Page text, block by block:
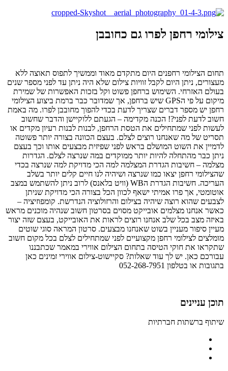
צילומי רחפן לפרו גם כחובבן
תחום הצילומי רחפנים היום מתקדם מאוד וממשיך לתפוס תאוצה ללא
מעצורים, ניתן היום לקבל זוויות צילום שלא היה ניתן עד לפני מספר שנים
בעולם האזרחי. השימוש ברחפן פשוט וקל בזכות האפשרות של שמירת
מיקום על פי הGPS שיש ברחפן, אך שמדובר כבר ברמת ביצוע הצילומי
רחפן יש מספר דברים שצריך לדעת בכדי להפוך מחובבן לפרו. מה באמת
חשוב לדעת לפני?! הכנה מקדימה – הגעתם ללוקיישן והדבר שחשוב
לעשות לפני שמתחילים את הטסת הרחפן, לבנות לבנות רעיון מקדים או
תסריט של מה שאנחנו רוצים לצלם. בעצם הכוונה בצורה יותר פשוטה
לדמיין את השוט המושלם בראש לפני שפיזית מבצעים אותו וכך בעצם
ניתן כבר מהתחלה להיות יותר ממוקדים במה שנרצה לצלם. הגדרות
מצלמה – חשיבות הגדרת המצלמה למה הכי מדויקת למה שנרצה בכדי
שהצילומי רחפן יצאו כמו שנרצה ושיהיה לנו חיים קלים יותר בשלב
העריכה. חשיבות הגדרת הWB (וויט בלאנס) לרוב ניתן להשתמש במצב
אוטומטי, אך פרו אמיתי ישאף לכוון הכל בצורה הכי מדויקת שניתן
לצבעים שהוא רוצה שיהיה בצילום והרזולוציה הנדרשת. קומפוזיציה –
כאשר אנחנו מצלמים אובייקט מסוים בסרטון חשוב שנהיה מוכנים מראש
באיזה מצב בכל שלב אנחנו רוצים לראות את האובייקט, בעצם שזה יצור
מעיין סיפור מעניין בשוט שאנחנו מבצעים. סרטון המראה סוגי שוטים
מומלצים לצילומי רחפן מקצועיים לפני שמתחילים לצלם בכל מקום חשוב
שתקראו את חוקי הטיסה בתחום הצילום אווירי במאמר שכתבננו
עבורכם כאן. יש לך עוד שאלות? סקיישוט-צילום אווירי זמינים כאן
בתגובות או בטלפון 052-268-7951
תוכן עניינים
שיתוף ברשתות חברתיות